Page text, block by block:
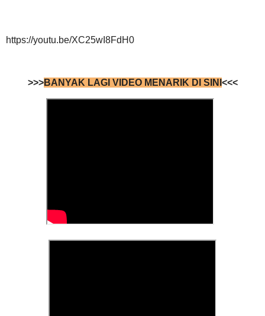
https://youtu.be/XC25wI8FdH0
>>>BANYAK LAGI VIDEO MENARIK DI SINI <<<